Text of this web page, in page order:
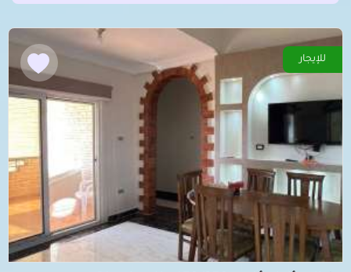
للإيجار